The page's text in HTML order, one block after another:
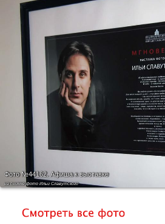
Фото №44162. Афиша к выставке
на снимке фото Ильи Славутского